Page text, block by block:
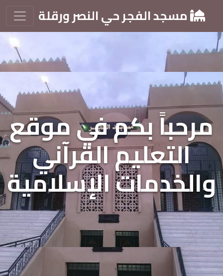
مسجد الفجر حي النصر ورقلة
مرحباً بكم في موقع
التعليم القرآني
والخدمات الإسلامية